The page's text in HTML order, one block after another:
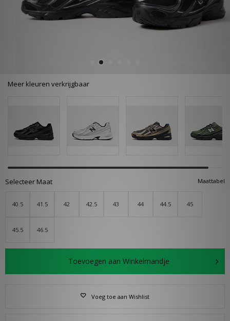
Meer kleuren verkrijgbaar
Maattabel
Selecteer Maat
40.5 41.5 42 42.5 43 44 44.5 45
45.5 46.5
Toevoegen aan Winkelmandje
Voeg toe aan Wishlist